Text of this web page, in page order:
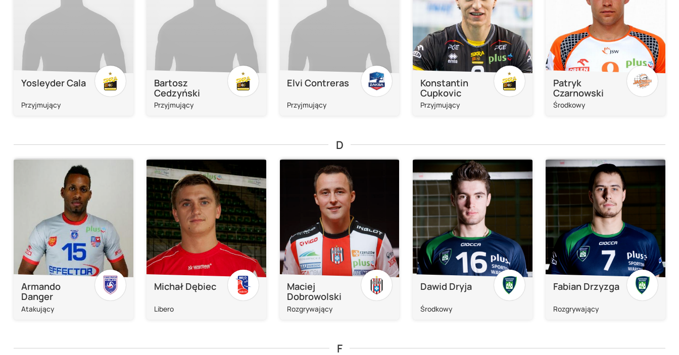
Yosleyder Cala
Przyjmujący
Bartosz
Cedzyński
Przyjmujący
Elvi Contreras
Przyjmujący
Konstantin
Cupkovic
Przyjmujący
Patryk
Czarnowski
Środkowy
D
Armando
Danger
Atakujący
Michał Dębiec
Libero
Maciej
Dobrowolski
Rozgrywający
Dawid Dryja
Środkowy
Fabian Drzyzga
Rozgrywający
F